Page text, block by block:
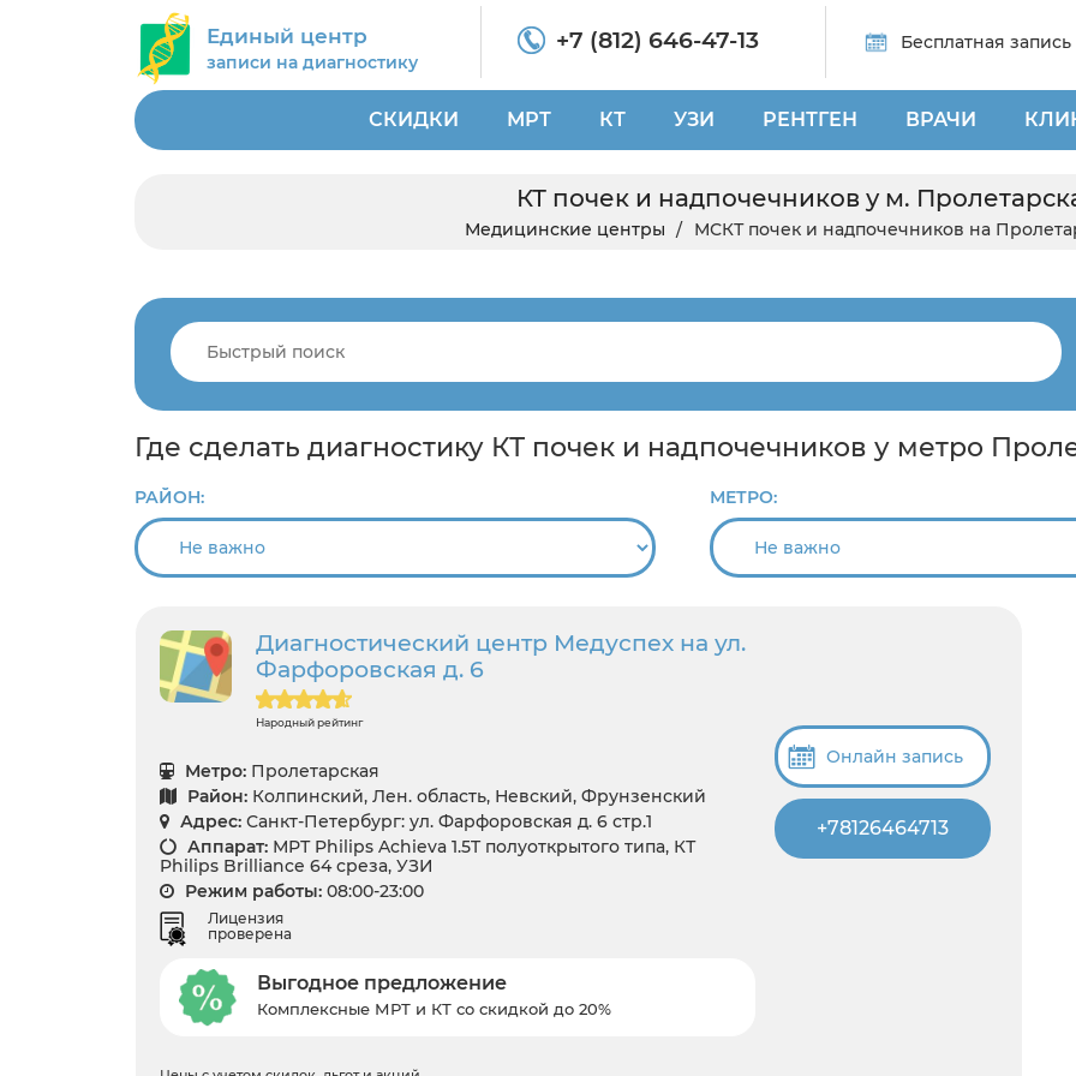
Единый центр
записи на диагностику
+7 (812) 646-47-13 Бесплатная запись
СКИДКИ МРТ КТ УЗИ РЕНТГЕН ВРАЧИ
КТ почек и надпочечников у м.
Медицинские центры МСКТ почек и надпочечников на
Где сделать диагностику КТ почек и надпочечников у метро
РАЙОН: МЕТРО:
Диагностический центр Медуспех на ул.
Фарфоровская д. 6
Народный рейтинг
Метро: Пролетарская
Район: Колпинский, Лен. область, Невский, Фрунзенский
Адрес: Санкт-Петербург: ул. Фарфоровская д. 6 стр.1
Аппарат: МРТ Philips Achieva 1.5T полуоткрытого типа, КТ
Philips Brilliance 64 среза, УЗИ
Режим работы: 08:00-23:00
Лицензия
проверена
Выгодное предложение
Комплексные МРТ и КТ со скидкой до 20%
Онлайн запись
+78126464713